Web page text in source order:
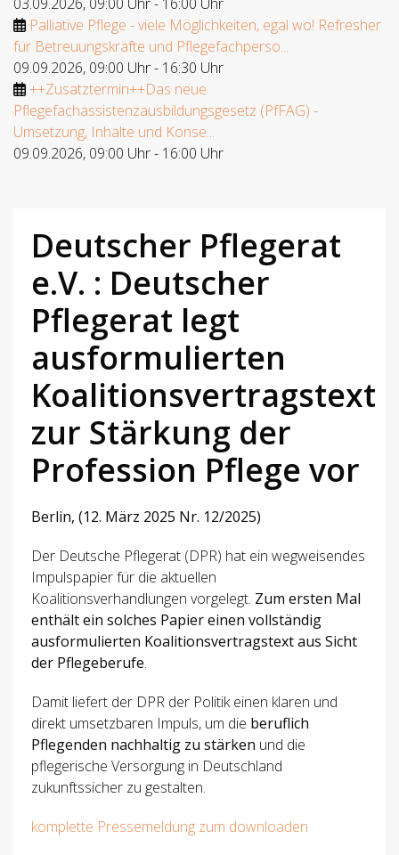
Palliative Pflege - viele Möglichkeiten, egal wo! Refresher
für Betreuungskräfte und Pflegefachperso...
09.09.2026, 09:00 Uhr- 16:30 Uhr
++Zusatztermin++Das neue
Pflegefachassistenzausbildungsgesetz (PfFAG) -
Umsetzung, Inhalte und Konse...
09.09.2026, 09:00 Uhr- 16:00 Uhr
Deutscher Pflegerat
e.V. : Deutscher
Pflegerat legt
ausformulierten
Koalitionsvertragstext
zur Stärkung der
Profession Pflege vor
Berlin, (12. März 2025 Nr. 12/2025)
Der Deutsche Pflegerat (DPR) hat ein wegweisendes
Impulspapier für die aktuellen
Koalitionsverhandlungen vorgelegt. Zum ersten Mal
enthält ein solches Papier einen vollständig
ausformulierten Koalitionsvertragstext aus Sicht
der Pflegeberufe.
Damit liefert der DPR der Politik einen klaren und
direkt umsetzbaren Impuls, um die beruflich
Pflegenden nachhaltig zu stärken und die
pflegerische Versorgung in Deutschland
zukunftssicher zu gestalten.
komplette Pressemeldung zum downloaden